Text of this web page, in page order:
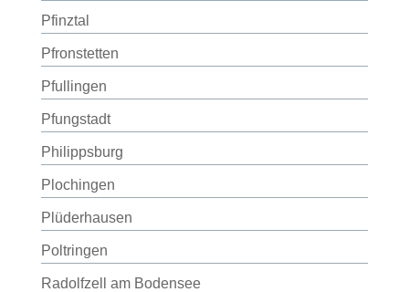
Pfinztal
Pfronstetten
Pfullingen
Pfungstadt
Philippsburg
Plochingen
Plüderhausen
Poltringen
Radolfzell am Bodensee